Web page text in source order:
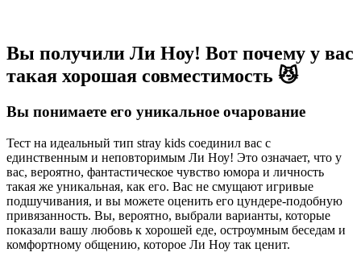
Вы получили Ли Ноу! Вот почему у вас
такая хорошая совместимость 😼
Вы понимаете его уникальное очарование
Тест на идеальный тип stray kids соединил вас с
единственным и неповторимым Ли Ноу! Это означает, что у
вас, вероятно, фантастическое чувство юмора и личность
такая же уникальная, как его. Вас не смущают игривые
подшучивания, и вы можете оценить его цундере-подобную
привязанность. Вы, вероятно, выбрали варианты, которые
показали вашу любовь к хорошей еде, остроумным беседам и
комфортному общению, которое Ли Ноу так ценит.